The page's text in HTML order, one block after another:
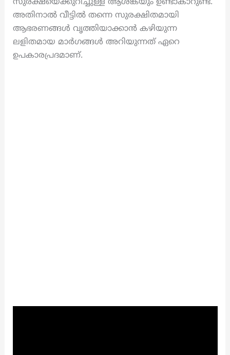
സുരക്ഷയെക്കുറിച്ചുള്ള ആശങ്കയും ഉണ്ടാകാറുണ്ട്.
അതിനാൽ വീട്ടിൽ തന്നെ സുരക്ഷിതമായി
ആഭരണങ്ങൾ വൃത്തിയാക്കാൻ കഴിയുന്ന
ലളിതമായ മാർഗങ്ങൾ അറിയുന്നത് ഏറെ
ഉപകാരപ്രദമാണ്.